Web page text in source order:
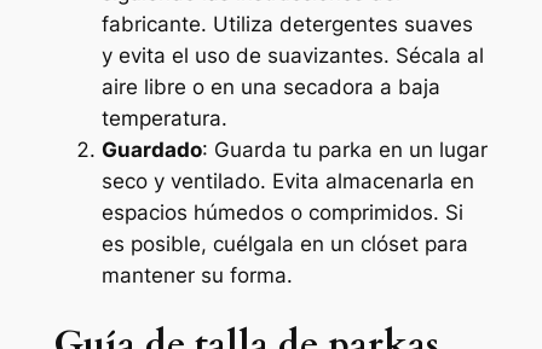
fabricante. Utiliza detergentes suaves
y evita el uso de suavizantes. Sécala al
aire libre o en una secadora a baja
temperatura.
Guardado: Guarda tu parka en un lugar
seco y ventilado. Evita almacenarla en
espacios húmedos o comprimidos. Si
es posible, cuélgala en un clóset para
mantener su forma.